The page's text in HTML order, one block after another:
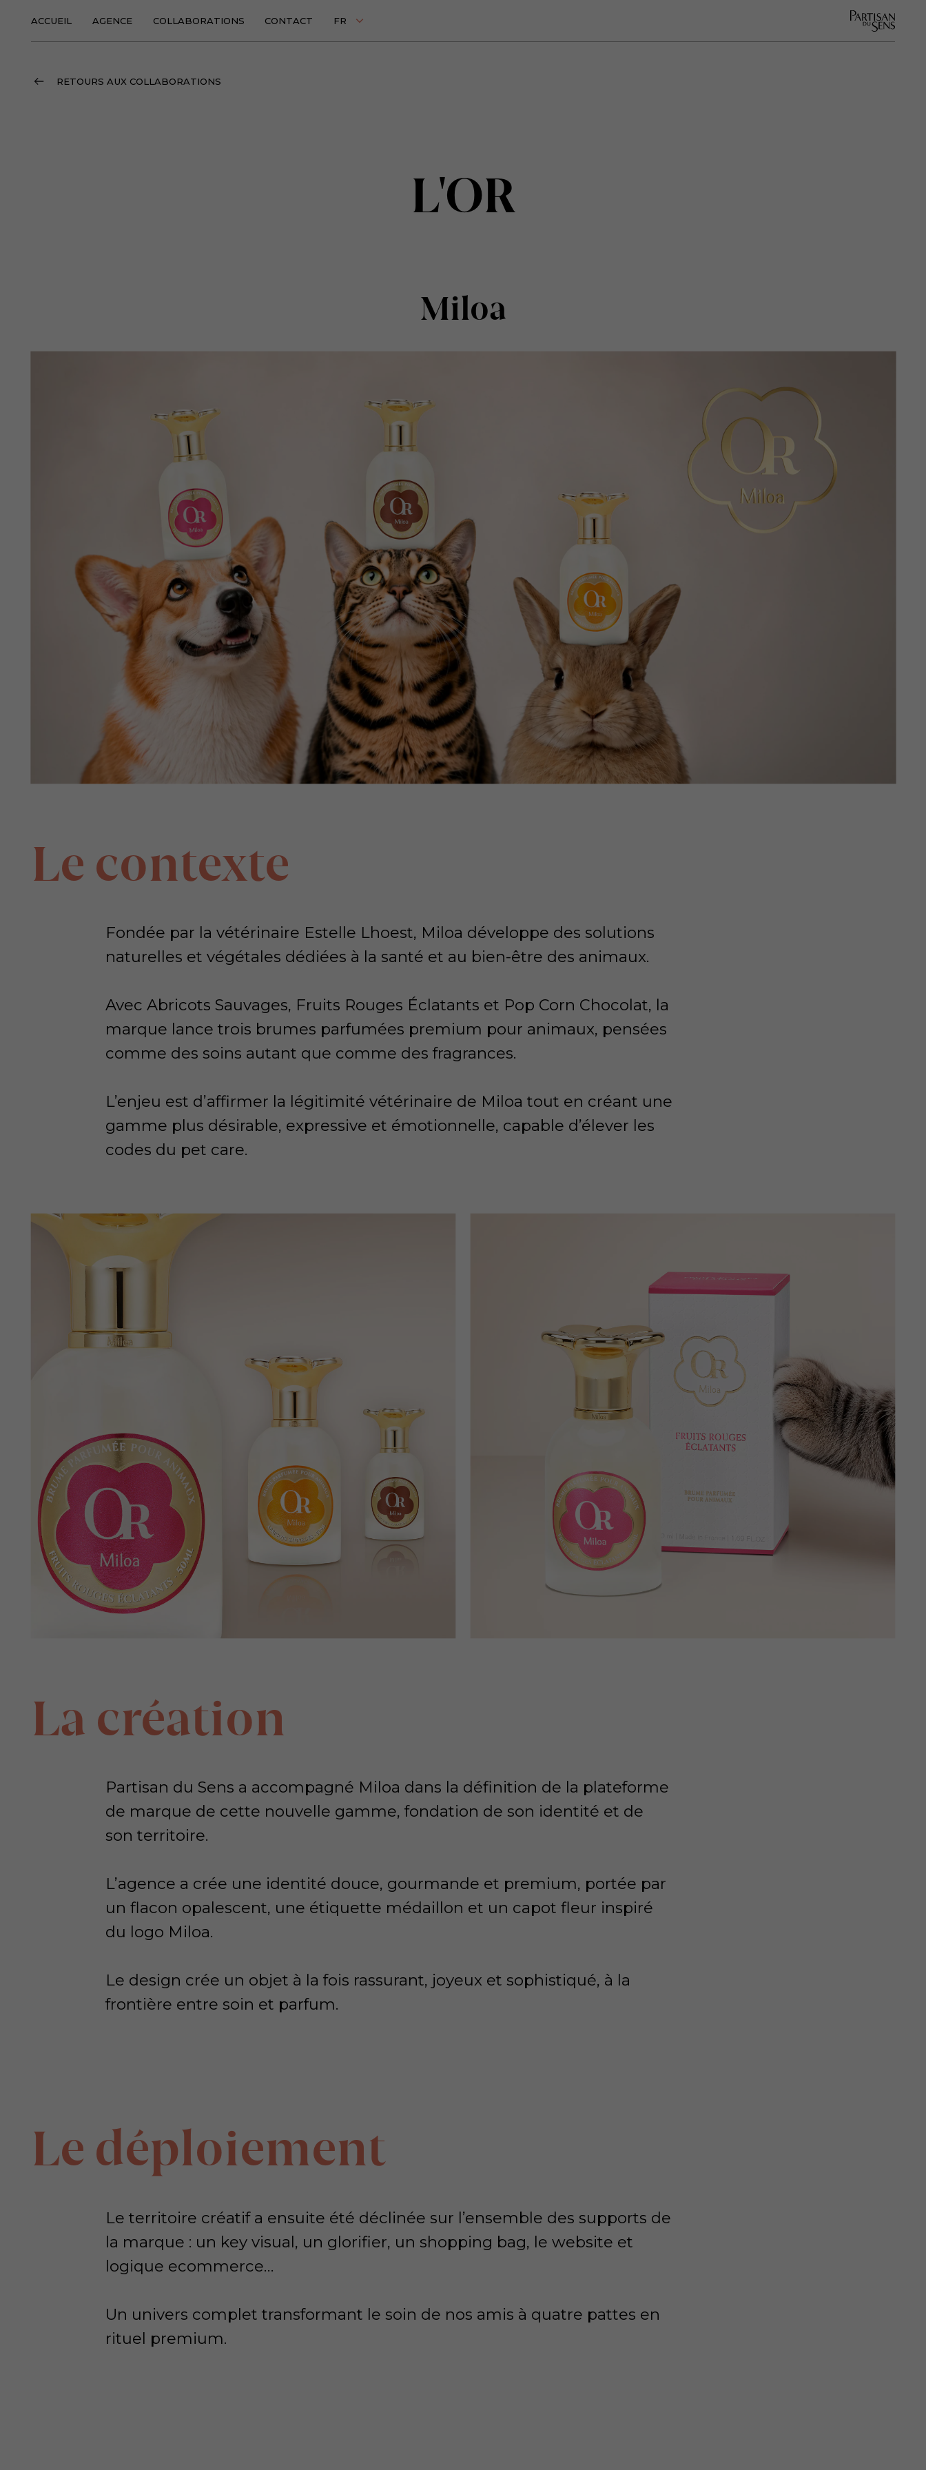
ACCUEIL AGENCE COLLABORATIONS CONTACT FR
RETOURS AUX COLLABORATIONS
L'OR
Miloa
Le contexte
Fondée par la vétérinaire Estelle Lhoest, Miloa développe des solutions
naturelles et végétales dédiées à la santé et au bien-être des animaux.
Avec Abricots Sauvages, Fruits Rouges Éclatants et Pop Corn Chocolat, la
marque lance trois brumes parfumées premium pour animaux, pensées
comme des soins autant que comme des fragrances.
L’enjeu est d’affirmer la légitimité vétérinaire de Miloa tout en créant une
gamme plus désirable, expressive et émotionnelle, capable d’élever les
codes du pet care.
La création
Partisan du Sens a accompagné Miloa dans la définition de la plateforme
de marque de cette nouvelle gamme, fondation de son identité et de
son territoire.
L’agence a crée une identité douce, gourmande et premium, portée par
un flacon opalescent, une étiquette médaillon et un capot fleur inspiré
du logo Miloa.
Le design crée un objet à la fois rassurant, joyeux et sophistiqué, à la
frontière entre soin et parfum.
Le déploiement
Le territoire créatif a ensuite été déclinée sur l’ensemble des supports de
la marque : un key visual, un glorifier, un shopping bag, le website et
logique ecommerce…
Un univers complet transformant le soin de nos amis à quatre pattes en
rituel premium.